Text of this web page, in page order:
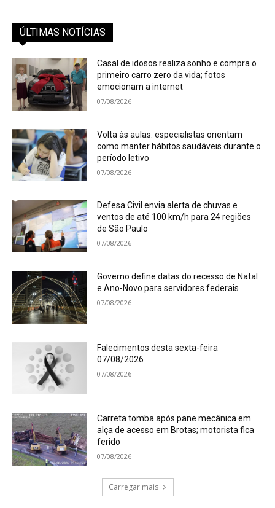
ÚLTIMAS NOTÍCIAS
Casal de idosos realiza sonho e compra o
primeiro carro zero da vida; fotos
emocionam a internet
07/08/2026
Volta às aulas: especialistas orientam
como manter hábitos saudáveis durante o
período letivo
07/08/2026
Defesa Civil envia alerta de chuvas e
ventos de até 100 km/h para 24 regiões
de São Paulo
07/08/2026
Governo define datas do recesso de Natal
e Ano-Novo para servidores federais
07/08/2026
Falecimentos desta sexta-feira
07/08/2026
07/08/2026
Carreta tomba após pane mecânica em
alça de acesso em Brotas; motorista fica
ferido
07/08/2026
Carregar mais